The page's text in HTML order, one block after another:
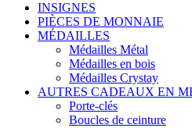
INSIGNES
PIÈCES DE MONNAIE
MÉDAILLES
Médailles Métal
Médailles en bois
Médailles Crystay
AUTRES CADEAUX EN
Porte-clés
Boucles de ceinture